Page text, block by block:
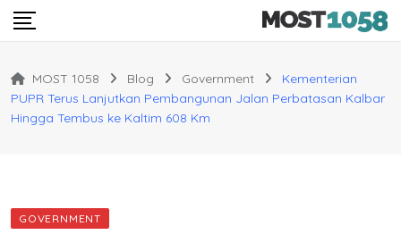
Skip
MOST 1058 Blog Government
Kementerian
PUPR Terus Lanjutkan Pembangunan Jalan Perbatasan Kalbar
Hingga Tembus ke Kaltim 608 Km
GOVERNMENT